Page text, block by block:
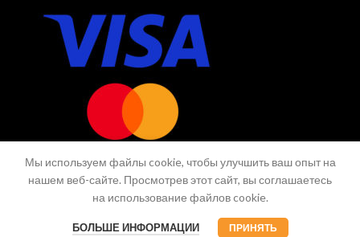
© CG.Market
Мы используем файлы cookie, чтобы улучшить ваш опыт на
нашем веб-сайте. Просмотрев этот сайт, вы соглашаетесь
на использование файлов cookie.
БОЛЬШЕ ИНФОРМАЦИИ ПРИНЯТЬ